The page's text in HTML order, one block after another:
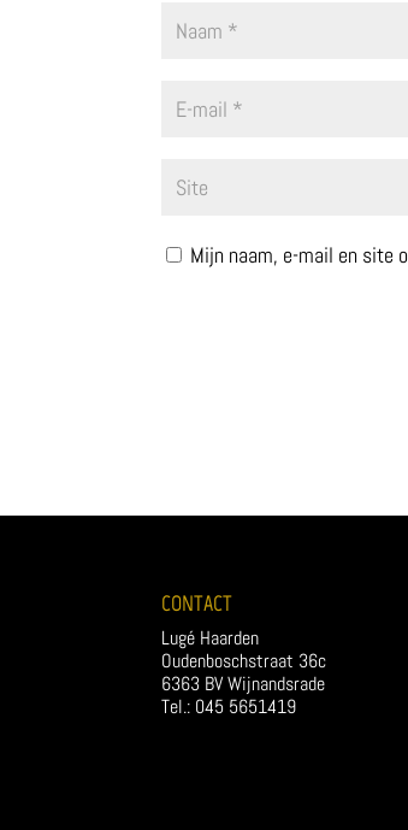
Mijn naam, e-mail en site
CONTACT
Lugé Haarden
Oudenboschstraat 36c
6363 BV Wijnandsrade
Tel.: 045 5651419